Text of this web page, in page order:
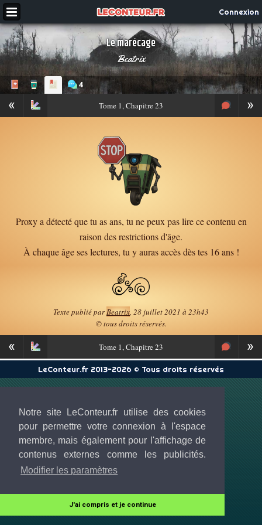
Notre site LeConteur.fr utilise des cookies
pour permettre votre connexion à l'espace
membre, mais également pour l'affichage de
contenus externes comme les publicités.
Modifier les paramètres
J'ai compris et je continue
Connexion
Le marécage
Beatrix
4
« »
Tome 1, Chapitre 23
Proxy a détecté que tu as ans, tu ne peux pas lire ce contenu en
raison des restrictions d'âge.
À chaque âge ses lectures, tu y auras accès dès tes 16 ans !
Texte publié parBeatrix, 28 juillet 2021 à 23h43
© tous droits réservés.
« »
Tome 1, Chapitre 23
LeConteur.fr 2013-2026 © Tous droits réservés